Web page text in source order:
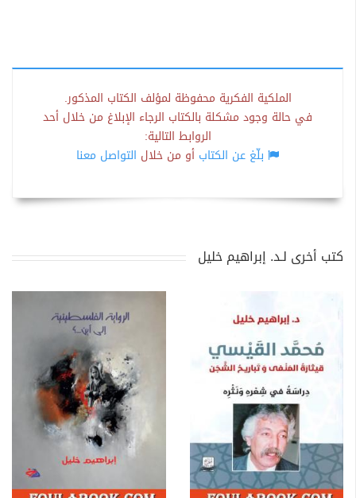
الملكية الفكرية محفوظة لمؤلف الكتاب المذكور.
في حالة وجود مشكلة بالكتاب الرجاء الإبلاغ من خلال أحد
الروابط التالية:
بلّغ عن الكتاب أو من خلال التواصل معنا
كتب أخرى لـد. إبراهيم خليل